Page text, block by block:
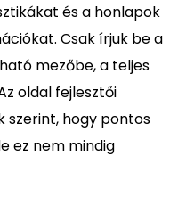
és a honlapok
Csak írjuk be a
mezőbe, a teljes
oldal fejlesztői
szerint, hogy pontos
ez nem mindig